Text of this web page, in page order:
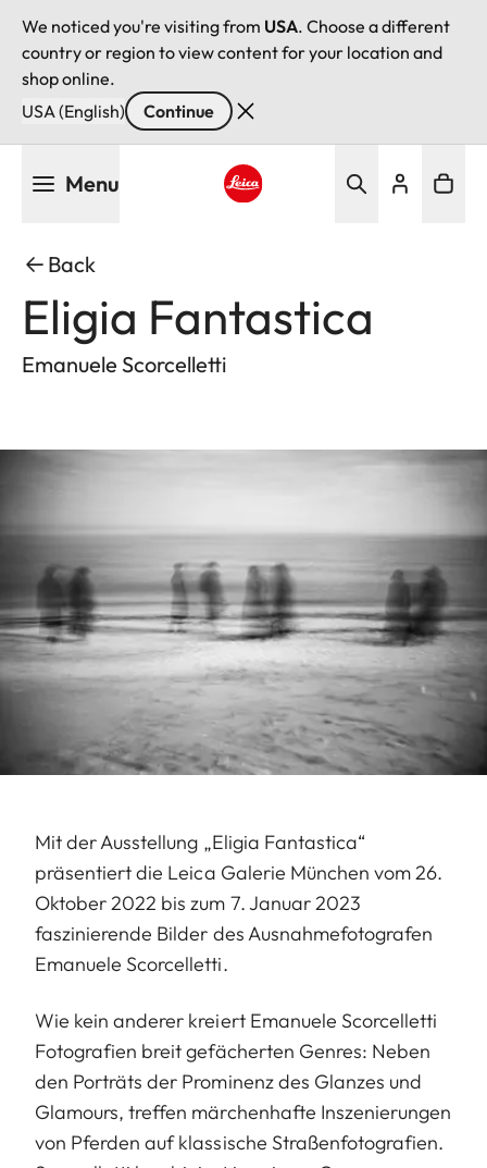
We noticed you're visiting from USA. Choose a different
country or region to view content for your location and
shop online.
USA (English)
Continue
Menu
Back
Eligia Fantastica
Emanuele Scorcelletti
Mit der Ausstellung „Eligia Fantastica“
präsentiert die Leica Galerie München vom 26.
Oktober 2022 bis zum 7. Januar 2023
faszinierende Bilder des Ausnahmefotografen
Emanuele Scorcelletti.
Wie kein anderer kreiert Emanuele Scorcelletti
Fotografien breit gefächerten Genres: Neben
den Porträts der Prominenz des Glanzes und
Glamours, treffen märchenhafte Inszenierungen
von Pferden auf klassische Straßenfotografien.